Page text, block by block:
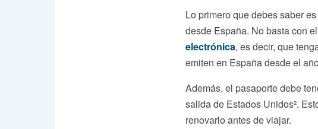
Lo primero que debes saber
desde España. No basta con
electrónica, es decir, que
emiten en España desde el
Además, el pasaporte debe
salida de Estados Unidos².
renovarlo antes de viajar.